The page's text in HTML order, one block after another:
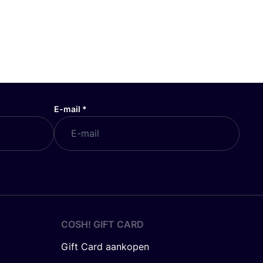
E-mail *
COSH! GIFT CARD
Gift Card aankopen